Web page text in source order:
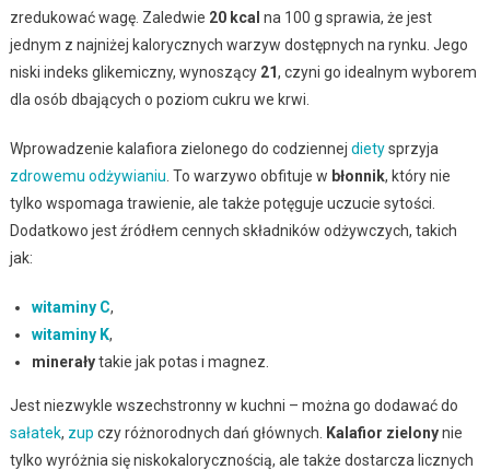
zredukować wagę. Zaledwie 20 kcal na 100 g sprawia, że jest
jednym z najniżej kalorycznych warzyw dostępnych na rynku. Jego
niski indeks glikemiczny, wynoszący 21, czyni go idealnym wyborem
dla osób dbających o poziom cukru we krwi.
Wprowadzenie kalafiora zielonego do codziennej dietysprzyja
zdrowemu odżywianiu . To warzywo obfituje w błonnik, który nie
tylko wspomaga trawienie, ale także potęguje uczucie sytości.
Dodatkowo jest źródłem cennych składników odżywczych, takich
jak:
witaminy C,
witaminy K,
minerałytakie jak potas i magnez.
Jest niezwykle wszechstronny w kuchni – można go dodawać do
sałatek, zup czy różnorodnych dań głównych. Kalafior zielonynie
tylko wyróżnia się niskokalorycznością, ale także dostarcza licznych